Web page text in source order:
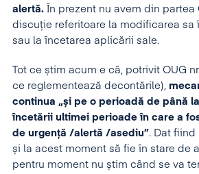
alertă. În prezent nu avem din partea
discuție referitoare la modificarea sa
sau la încetarea aplicării sale.
Tot ce știm acum e că, potrivit OUG
ce reglementează decontările),
continua „și pe o perioadă de până
încetării ultimei perioade în care a
de urgență /alertă /asediu”. Dat fiind
și la acest moment să fie în stare de
pentru moment nu știm când se va